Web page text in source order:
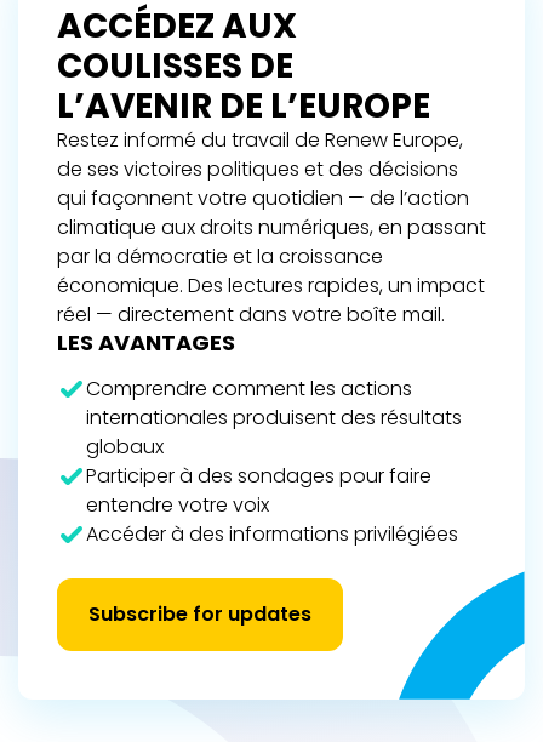
ACCÉDEZ AUX
COULISSES DE
L’AVENIR DE L’EUROPE
Restez informé du travail de Renew Europe,
de ses victoires politiques et des décisions
qui façonnent votre quotidien — de l’action
climatique aux droits numériques, en passant
par la démocratie et la croissance
économique. Des lectures rapides, un impact
réel — directement dans votre boîte mail.
LES AVANTAGES
Comprendre comment les actions
internationales produisent des résultats
globaux
Participer à des sondages pour faire
entendre votre voix
Accéder à des informations privilégiées
Subscribe for updates